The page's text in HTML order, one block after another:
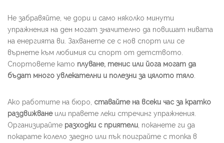
Не забравяйте, че дори и само няколко минути
упражнения на ден могат значително да повишат нивата
на енергията ви. Захванете се с нов спорт или се
върнете към любимия си спорт от детството.
Спортовете като плуване, тенис или йога могат да
бъдат много увлекателни и полезни за цялото тяло
Ако работите на бюро, ставайте на всеки час за кратко
раздвижванеили правете леки стречинг упражнения.
Организирайте разходки с приятели , поканете ги да
покарате колело заедно или пък поиграйте с топка в